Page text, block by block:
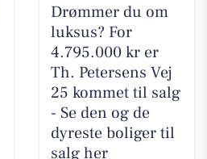
Drømmer du om
luksus? For
4.795.000 kr er
Th. Petersens Vej
25 kommet til salg
- Se den og de
dyreste boliger til
salg her